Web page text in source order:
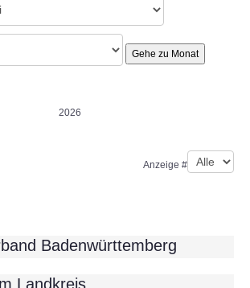
Gehe zu Monat
2026
Anzeige #
Badenwürttemberg
Landkreis